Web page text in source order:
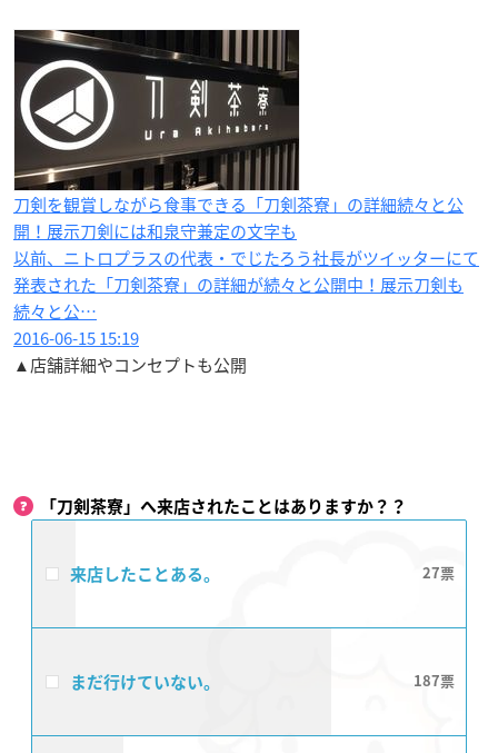
刀剣を観賞しながら食事できる「刀剣茶寮」の詳細続々と公
開！展示刀剣には和泉守兼定の文字も
以前、ニトロプラスの代表・でじたろう社長がツイッターにて
発表された「刀剣茶寮」の詳細が続々と公開中！展示刀剣も
続々と公…
2016-06-15 15:19
▲店舗詳細やコンセプトも公開
「刀剣茶寮」へ来店されたことはありますか？？
来店したことある。 27
まだ行けていない。 187